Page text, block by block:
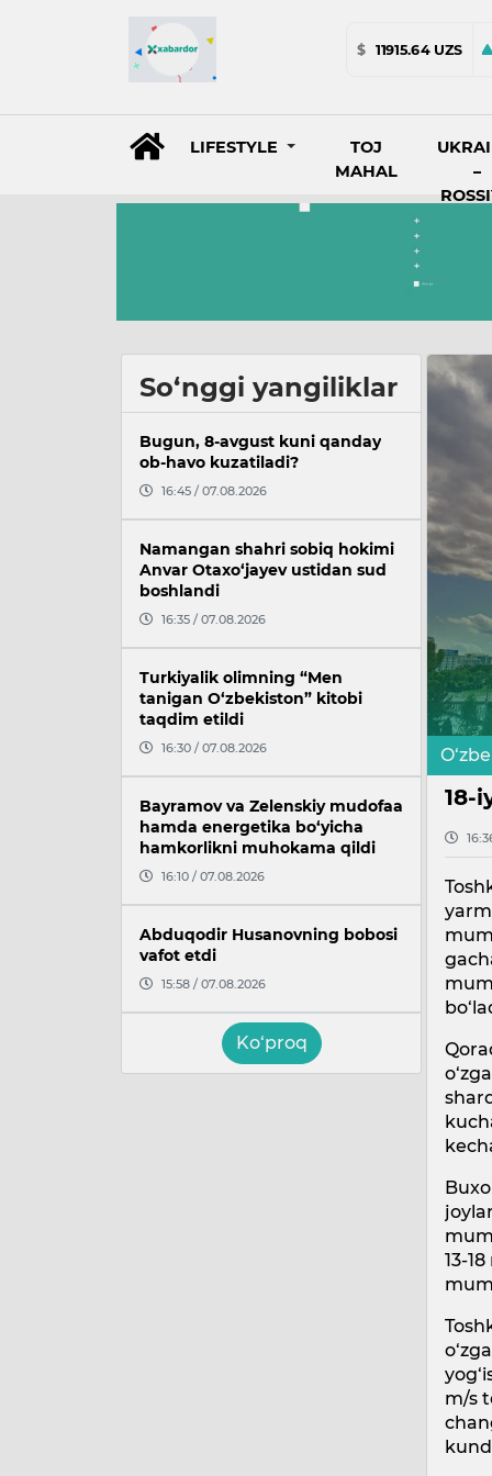
$ 11915.64 UZS
LIFESTYLE
TOJ
MAHAL
–
So‘nggi yangiliklar
Bugun, 8-avgust kuni qanday
ob-havo kuzatiladi?
16:45 / 07.08.2026
Namangan shahri sobiq hokimi
Anvar Otaxo‘jayev ustidan sud
boshlandi
16:35 / 07.08.2026
Turkiyalik olimning “Men
tanigan O‘zbekiston” kitobi
taqdim etildi
16:30 / 07.08.2026
Bayramov va Zelenskiy mudofaa
hamda energetika bo‘yicha
hamkorlikni muhokama qildi
16:10 / 07.08.2026
Abduqodir Husanovning bobosi
vafot etdi
15:58 / 07.08.2026
Ko‘proq
18-
13-
m/s